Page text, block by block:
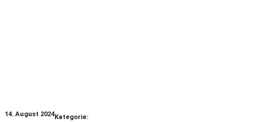
14. August 2024Kategorie: